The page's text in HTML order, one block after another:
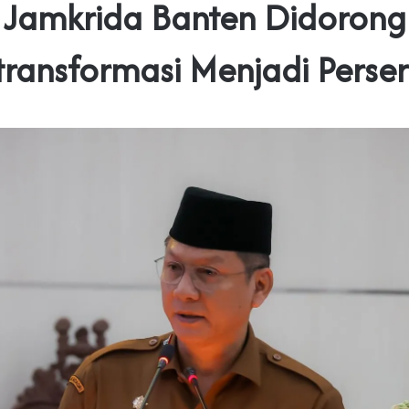
Jamkrida Banten Didorong
Menjadi